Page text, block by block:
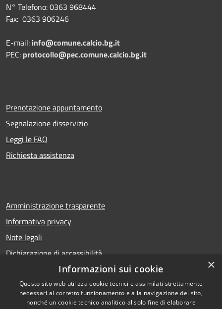
N° Telefono: 0363 968444
Fax: 0363 906246
E-mail: info@comune.calcio.bg.it
PEC: protocollo@pec.comune.calcio.bg.it
Prenotazione appuntamento
Segnalazione disservizio
Leggi le FAQ
Richiesta assistenza
Amministrazione trasparente
Informativa privacy
Note legali
Dichiarazione di accessibilità
RSS
Copyright © 2026 • Comune di
×
Informazioni sui cookie
Questo sito web utilizza cookie tecnici e assimilati strettamente
necessari al corretto funzionamento e alla navigazione del sito,
nonché un cookie tecnico analitico al solo fine di elaborare